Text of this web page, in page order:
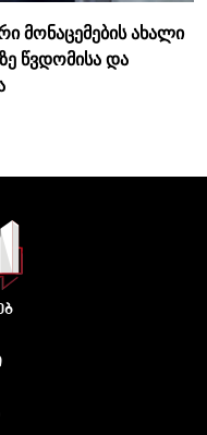
მონაცემების ახალი
წვდომისა და